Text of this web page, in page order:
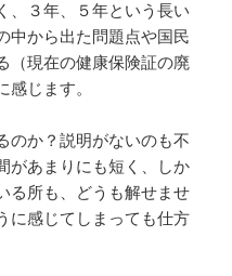
、３年、５年という長い
中から出た問題点や国民
（現在の健康保険証の廃
感じます。
のか？説明がないのも不
があまりにも短く、しか
る所も、どうも解せませ
に感じてしまっても仕方